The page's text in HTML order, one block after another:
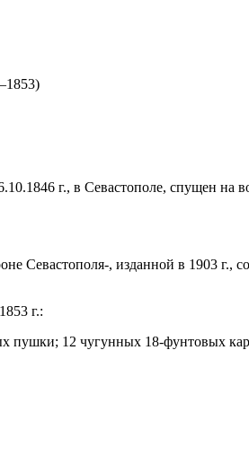
г., в Севастополе, спущен на
Севастополя-, изданной в 1903 г.,
г.:
12 чугунных 18-фунтовых